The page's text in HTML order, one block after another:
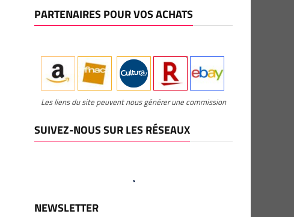
PARTENAIRES POUR VOS ACHATS
Les liens du site peuvent nous générer une commission
SUIVEZ-NOUS SUR LES RÉSEAUX
NEWSLETTER